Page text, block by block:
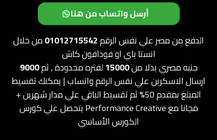
أرسل واتساب من هنا
الدفع من مصر علي نفس الرقم01012715542من خلال
انستا باي او فودافون كاش
9000
جنيه مصري بدلا من15000لفتره محدودة , ثم
ارسال الاسكرين علي نفس الرقم واتساب | يمكنك تقسيط
المبلغ بمقدم 50% ثم تقسيط الباقي علي مدار شهرين +
بتحصل علي كورس Performance Creative مجانا مع
الكورس الأساسي